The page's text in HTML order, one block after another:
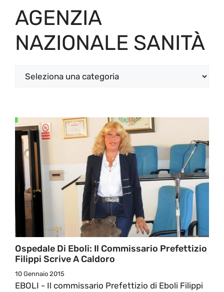
AGENZIA
NAZIONALE SANITÀ
Categorie
Ospedale Di Eboli: Il Commissario Prefettizio
Filippi Scrive A Caldoro
10 Gennaio 2015
EBOLI - Il commissario Prefettizio di Eboli Filippi